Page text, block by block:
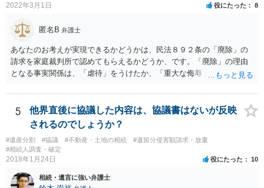
2022年3月1日 役にたった 8
匿名B 弁護士
あなたのお考えが実現できるかどうかは、民法８９２条の「廃除」の
請求を家庭裁判所で認めてもらえるかどうか、です。「廃除」の理由
となる事実関係は、「虐待」をうけたか、「重大な侮辱」を受けた
「廃除」は遺言でも可能です（民法８９３条）。 弁護士に具体的な事
情を話して相談して、「廃除」が可能か、実際に法律相談を受けるこ
とをお勧めします。
5
他界直後に協議した内容は、協議書はないが反映
されるのでしょうか？
#遺産分割 #協議 #不動産・土地の相続
#遺留分侵害額請求・放棄
#相続人調査・確定
2018年1月24日 役にたった 10
相続・遺言に強い弁護士